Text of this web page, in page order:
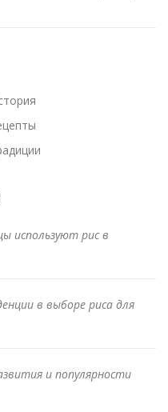
используют рис в
в выборе риса для
и популярности